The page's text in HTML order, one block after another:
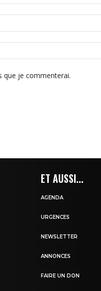
que je commenterai.
ET AUSSI...
AGENDA
URGENCES
NEWSLETTER
ANNONCES
FAIRE UN DON